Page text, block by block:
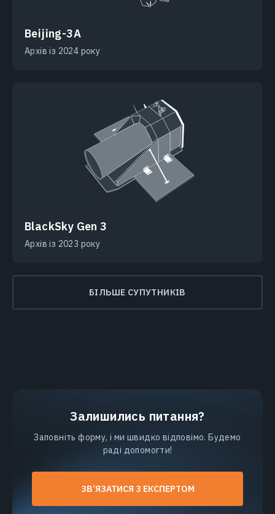
Beijing-3A
Архів із 2024 року
BlackSky Gen 3
Архів із 2023 року
БІЛЬШЕ СУПУТНИКІВ
Залишились питання?
Заповніть форму, і ми швидко відповімо. Будемо
раді допомогти!
ЗВ’ЯЗАТИСЯ З ЕКСПЕРТОМ